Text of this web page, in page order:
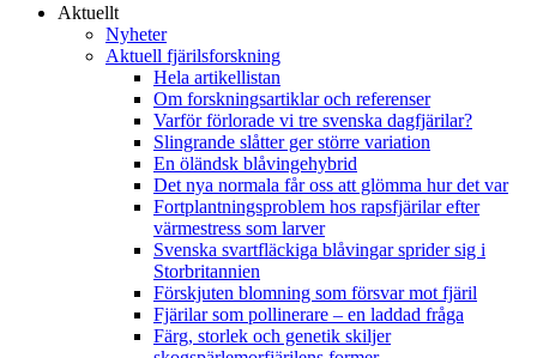
Aktuellt
Nyheter
Aktuell fjärilsforskning
Hela artikellistan
Om forskningsartiklar och referenser
Varför förlorade vi tre svenska dagfjärilar?
Slingrande slåtter ger större variation
En öländsk blåvingehybrid
Det nya normala får oss att glömma hur det var
Fortplantningsproblem hos rapsfjärilar efter
värmestress som larver
Svenska svartfläckiga blåvingar sprider sig i
Storbritannien
Förskjuten blomning som försvar mot fjäril
Fjärilar som pollinerare – en laddad fråga
Färg, storlek och genetik skiljer